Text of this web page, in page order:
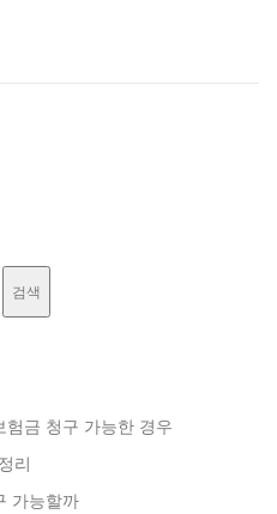
검색
금 청구 가능한 경우
리
가능할까